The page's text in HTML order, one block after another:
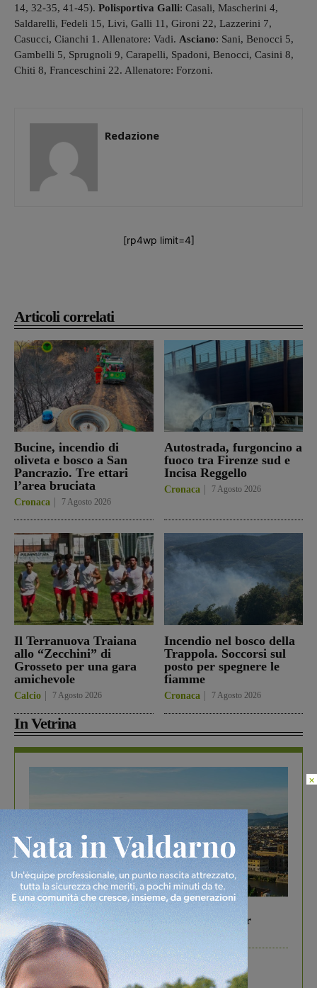
Articoli correlati
Bucine, incendio di
oliveta e bosco a San
Pancrazio. Tre ettari
l’area bruciata
Cronaca 7 Agosto 2026
Autostrada, furgoncino a
fuoco tra Firenze sud e
Incisa Reggello
Cronaca 7 Agosto 2026
Il Terranuova Traiana
allo “Zecchini” di
Grosseto per una gara
amichevole
Calcio 7 Agosto 2026
Incendio nel bosco della
Trappola. Soccorsi sul
posto per spegnere le
fiamme
Cronaca 7 Agosto 2026
In Vetrina
In vetrina 6 Agosto 2026
Gita di famiglia a Firenze: 5 idee per far
divertire i tuoi figli
14, 32-35, 41-45). Polisportiva Galli: Casali, Mascherini 4,
Saldarelli, Fedeli 15, Livi, Galli 11, Gironi 22, Lazzerini 7,
Casucci, Cianchi 1. Allenatore: Vadi. Asciano: Sani, Benocci 5,
Gambelli 5, Sprugnoli 9, Carapelli, Spadoni, Benocci, Casini 8,
Chiti 8, Franceschini 22. Allenatore: Forzoni.
Redazione
[rp4wp limit=4]
×